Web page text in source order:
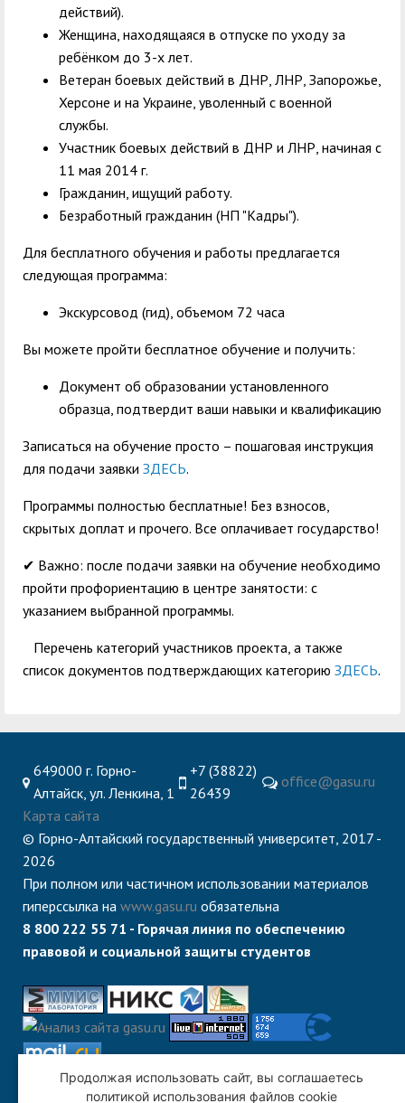
действий).
Женщина, находящаяся в отпуске по уходу за
ребёнком до 3-х лет.
Ветеран боевых действий в ДНР, ЛНР, Запорожье,
Херсоне и на Украине, уволенный с военной
службы.
Участник боевых действий в ДНР и ЛНР, начиная с
11 мая 2014 г.
Гражданин, ищущий работу.
Безработный гражданин (НП "Кадры").
Для бесплатного обучения и работы предлагается
следующая программа:
Экскурсовод (гид), объемом 72 часа
Вы можете пройти бесплатное обучение и получить:
Документ об образовании установленного
образца, подтвердит ваши навыки и квалификацию
Записаться на обучение просто – пошаговая инструкция
для подачи заявки ЗДЕСЬ.
Программы полностью бесплатные! Без взносов,
скрытых доплат и прочего. Все оплачивает государство!
✔ Важно: после подачи заявки на обучение необходимо
пройти профориентацию в центре занятости: с
указанием выбранной программы.
Перечень категорий участников проекта, а также
список документов подтверждающих категорию ЗДЕСЬ.
649000 г. Горно-
Алтайск, ул. Ленкина, 1
+7 (38822)
26439
office@gasu.ru
Карта сайта
© Горно-Алтайский государственный университет, 2017 -
2026
При полном или частичном использовании материалов
гиперссылка на www.gasu.ru обязательна
8 800 222 55 71 - Горячая линия по обеспечению
правовой и социальной защиты студентов
Продолжая использовать сайт, вы соглашаетесь
политикой использования файлов cookie